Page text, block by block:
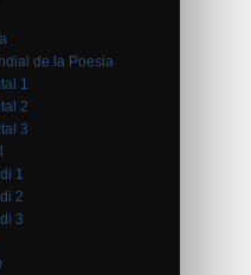
de la Poesia
1
2
3
1
2
3